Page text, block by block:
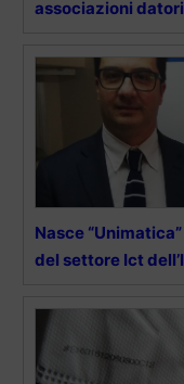
associazioni
Nasce
del settore Ict